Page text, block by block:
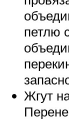
петлю
Жгут